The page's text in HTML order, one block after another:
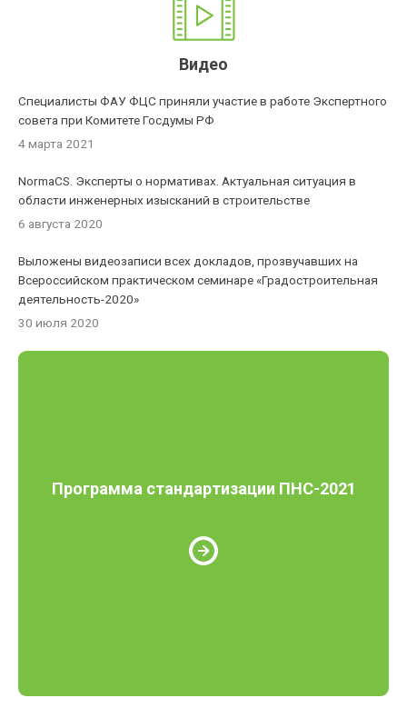
Видео
Специалисты ФАУ ФЦС приняли участие в работе Экспертного
совета при Комитете Госдумы РФ
4 марта 2021
NormaCS. Эксперты о нормативах. Актуальная ситуация в
области инженерных изысканий в строительстве
6 августа 2020
Выложены видеозаписи всех докладов, прозвучавших на
Всероссийском практическом семинаре «Градостроительная
деятельность-2020»
30 июля 2020
Программа стандартизации ПНС-2021